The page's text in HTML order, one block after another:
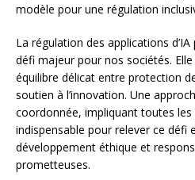
modèle pour une régulation
La régulation des applications
défi majeur pour nos sociétés.
équilibre délicat entre protection
soutien à l’innovation. Une
coordonnée, impliquant toutes
indispensable pour relever ce défi
développement éthique et
prometteuses.